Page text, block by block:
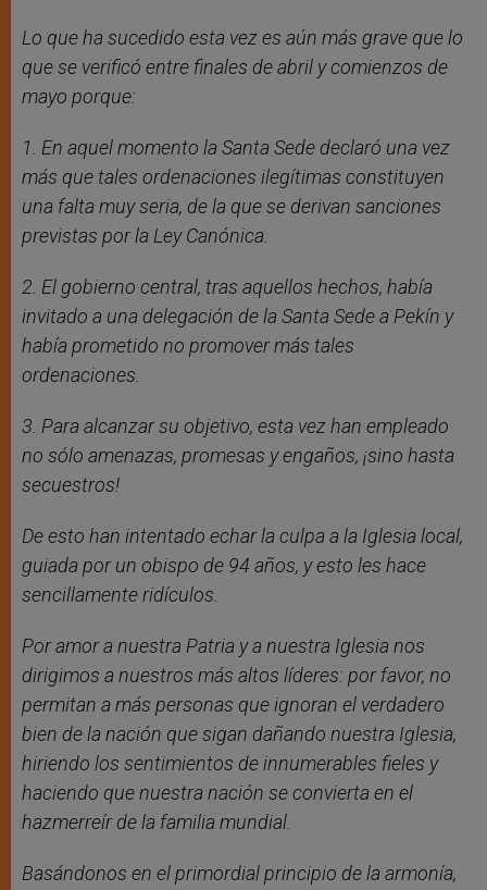
Lo que ha sucedido esta vez es aún más grave que lo
que se verificó entre finales de abril y comienzos de
mayo porque:
1. En aquel momento la Santa Sede declaró una vez
más que tales ordenaciones ilegítimas constituyen
una falta muy seria, de la que se derivan sanciones
previstas por la Ley Canónica.
2. El gobierno central, tras aquellos hechos, había
invitado a una delegación de la Santa Sede a Pekín y
había prometido no promover más tales
ordenaciones.
3. Para alcanzar su objetivo, esta vez han empleado
no sólo amenazas, promesas y engaños, ¡sino hasta
secuestros!
De esto han intentado echar la culpa a la Iglesia local,
guiada por un obispo de 94 años, y esto les hace
sencillamente ridículos.
Por amor a nuestra Patria y a nuestra Iglesia nos
dirigimos a nuestros más altos líderes: por favor, no
permitan a más personas que ignoran el verdadero
bien de la nación que sigan dañando nuestra Iglesia,
hiriendo los sentimientos de innumerables fieles y
haciendo que nuestra nación se convierta en el
hazmerreír de la familia mundial.
Basándonos en el primordial principio de la armonía,